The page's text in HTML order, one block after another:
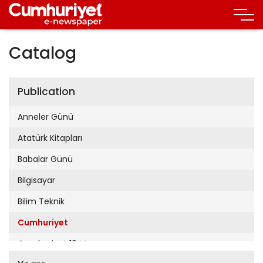
Catalog
Publication
Anneler Günü
Atatürk Kitapları
Babalar Günü
Bilgisayar
Bilim Teknik
Cumhuriyet
Cumhuriyet 19 Mayıs